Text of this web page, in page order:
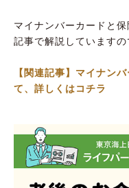
マイナンバーカードと
記事で解説していますの
【関連記事】マイナン
て、詳しくはコチラ